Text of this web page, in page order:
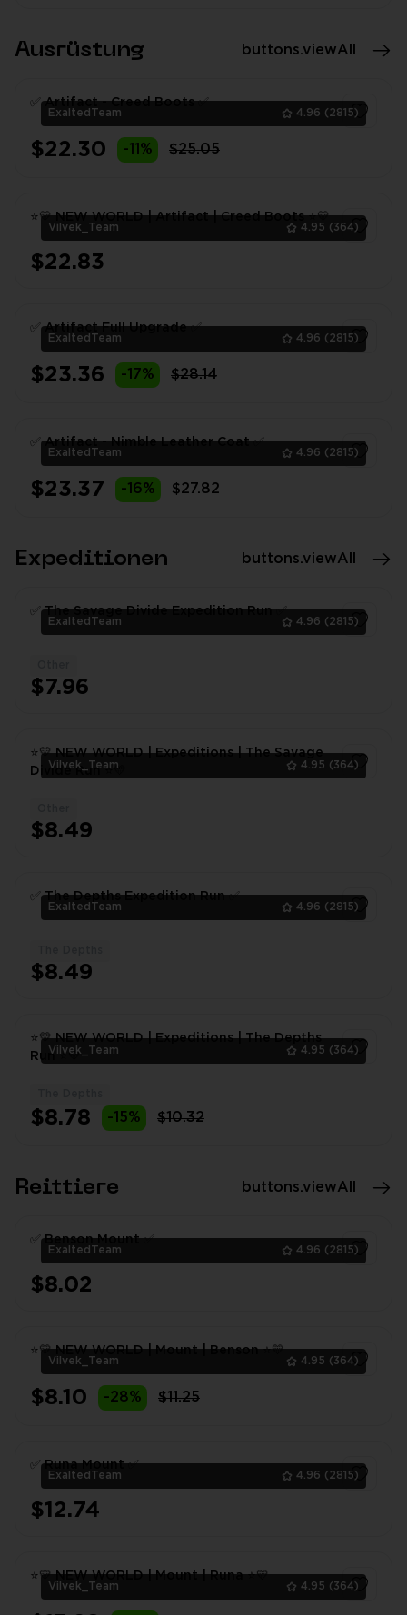
Ausrüstung buttons.viewAll
ExaltedTeam 4.96 (2815)
✅ Artifact - Creed Boots ✅
$22.30 -11% $25.05
Vilvek_Team 4.95 (364)
⭐💛 NEW WORLD | Artifact | Creed Boots ⭐💛
$22.83
ExaltedTeam 4.96 (2815)
✅ Artifact Full Upgrade ✅
$23.36 -17% $28.14
ExaltedTeam 4.96 (2815)
✅ Artifact - Nimble Leather Coat ✅
$23.37 -16% $27.82
Expeditionen buttons.viewAll
ExaltedTeam 4.96 (2815)
✅ The Savage Divide Expedition Run ✅
$7.96
Vilvek_Team 4.95 (364)
⭐💛 NEW WORLD | Expeditions | The Savage
Divide Run ⭐💛
$8.49
ExaltedTeam 4.96 (2815)
✅ The Depths Expedition Run ✅
$8.49
Vilvek_Team 4.95 (364)
⭐💛 NEW WORLD | Expeditions | The Depths
Run ⭐💛
$8.78 -15% $10.32
Reittiere buttons.viewAll
ExaltedTeam 4.96 (2815)
✅ Benson Mount ✅
$8.02
Vilvek_Team 4.95 (364)
⭐💛 NEW WORLD | Mount | Benson ⭐💛
$8.10 -28% $11.25
ExaltedTeam 4.96 (2815)
✅ Runa Mount ✅
$12.74
Vilvek_Team 4.95 (364)
⭐💛 NEW WORLD | Mount | Runa ⭐💛